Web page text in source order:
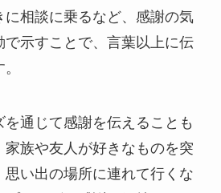
に相談に乗るなど、感謝の気
示すことで、言葉以上に伝
通じて感謝を伝えることも
家族や友人が好きなものを突
い出の場所に連れて行くな